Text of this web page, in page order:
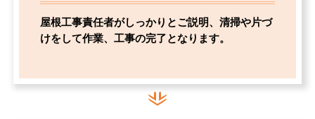
屋根工事責任者がしっかりとご説明、清掃や片づ
けをして作業、工事の完了となります。